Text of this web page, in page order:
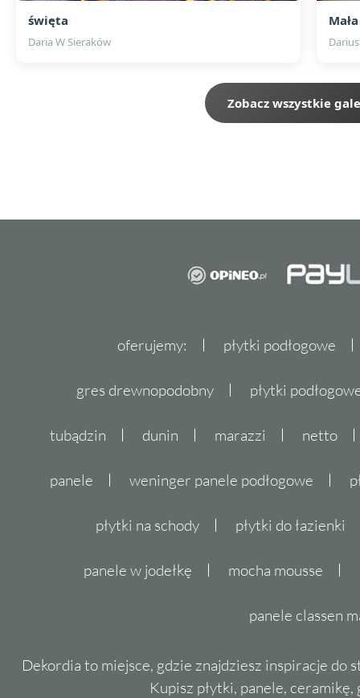
święta
Daria W Sieraków
Zobacz wszystkie
oferujemy: płytki podłogowe
gres drewnopodobny płytki
tubądzin dunin marazzi netto
panele weninger panele podłogowe
płytki na schody płytki do łazienki
panele w jodełkę mocha mousse
panele classen
Dekordia to miejsce, gdzie znajdziesz inspiracje do
Kupisz płytki, panele,